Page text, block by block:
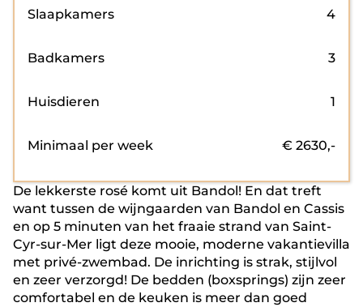
Slaapkamers 4
Badkamers 3
Huisdieren 1
Minimaal per week € 2630,-
De lekkerste rosé komt uit Bandol! En dat treft
want tussen de wijngaarden van Bandol en Cassis
en op 5 minuten van het fraaie strand van Saint-
Cyr-sur-Mer ligt deze mooie, moderne vakantievilla
met privé-zwembad. De inrichting is strak, stijlvol
en zeer verzorgd! De bedden (boxsprings) zijn zeer
comfortabel en de keuken is meer dan goed